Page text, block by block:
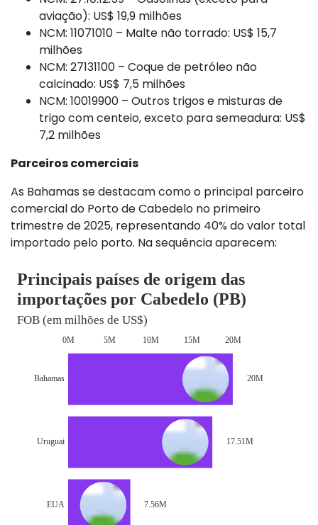
aviação): US$ 19,9 milhões
NCM: 11071010 – Malte não torrado: US$ 15,7
milhões
NCM: 27131100 – Coque de petróleo não
calcinado: US$ 7,5 milhões
NCM: 10019900 – Outros trigos e misturas de
trigo com centeio, exceto para semeadura: US$
7,2 milhões
Parceiros comerciais
As Bahamas se destacam como o principal parceiro
comercial do Porto de Cabedelo no primeiro
trimestre de 2025, representando 40% do valor total
importado pelo porto. Na sequência aparecem: